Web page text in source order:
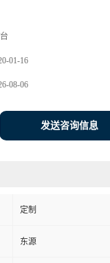
01-16
08-06
发送咨询信息
定制
东源